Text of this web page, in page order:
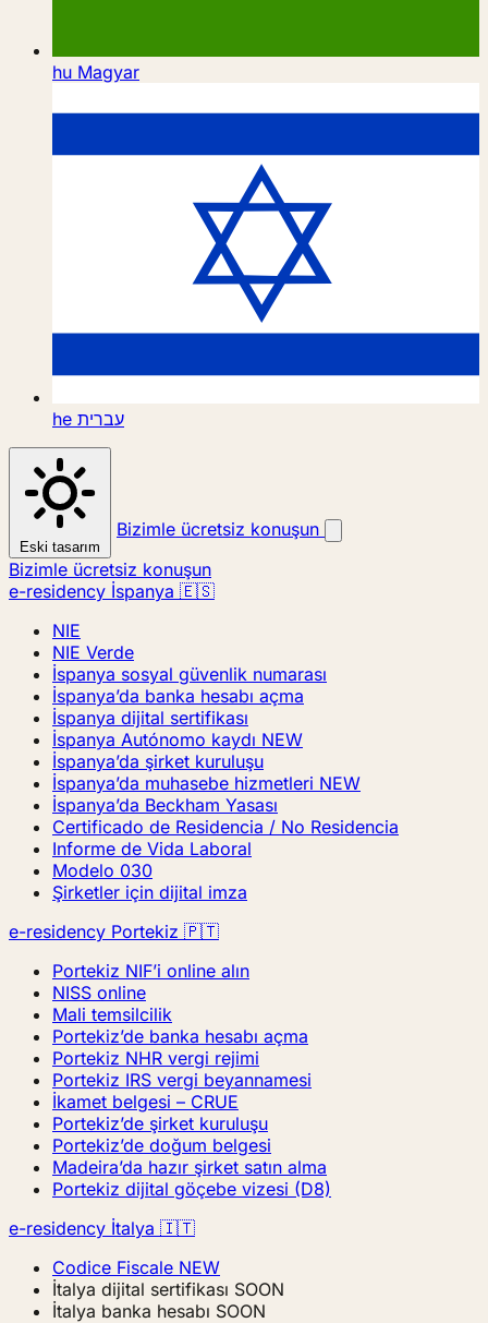
hu Magyar
he עברית
Eski tasarım
Bizimle ücretsiz konuşun
Bizimle ücretsiz konuşun
e-residency İspanya 🇪🇸
NIE
NIE Verde
İspanya sosyal güvenlik numarası
İspanya’da banka hesabı açma
İspanya dijital sertifikası
İspanya Autónomo kaydı NEW
İspanya’da şirket kuruluşu
İspanya’da muhasebe hizmetleri NEW
İspanya’da Beckham Yasası
Certificado de Residencia / No Residencia
Informe de Vida Laboral
Modelo 030
Şirketler için dijital imza
e-residency Portekiz 🇵🇹
Portekiz NIF’i online alın
NISS online
Mali temsilcilik
Portekiz’de banka hesabı açma
Portekiz NHR vergi rejimi
Portekiz IRS vergi beyannamesi
İkamet belgesi – CRUE
Portekiz’de şirket kuruluşu
Portekiz’de doğum belgesi
Madeira’da hazır şirket satın alma
Portekiz dijital göçebe vizesi (D8)
e-residency İtalya 🇮🇹
Codice Fiscale NEW
İtalya dijital sertifikası SOON
İtalya banka hesabı SOON